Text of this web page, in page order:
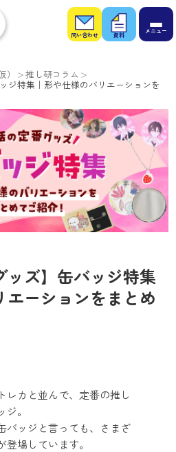
お問
い合
わせ
お役
立ち
資料
推し研コラム
ジ特集｜形や仕様のバリエーションを
ッズ】缶バッジ特集
エーションをまとめ
レカと並んで、定番の推し
。
バッジと言っても、さまざ
登場しています。